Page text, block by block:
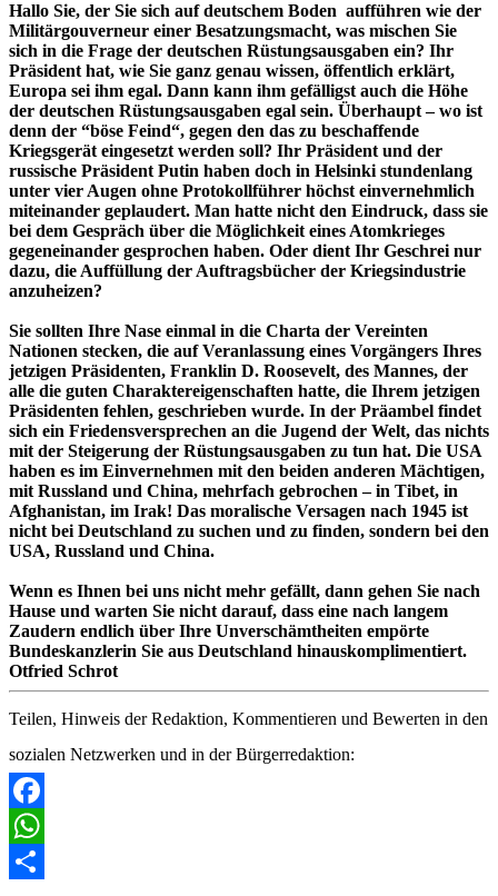
Hallo Sie, der Sie sich auf deutschem Boden aufführen wie der
Militärgouverneur einer Besatzungsmacht, was mischen Sie
sich in die Frage der deutschen Rüstungsausgaben ein? Ihr
Präsident hat, wie Sie ganz genau wissen, öffentlich erklärt,
Europa sei ihm egal. Dann kann ihm gefälligst auch die Höhe
der deutschen Rüstungsausgaben egal sein. Überhaupt – wo ist
denn der “böse Feind“, gegen den das zu beschaffende
Kriegsgerät eingesetzt werden soll? Ihr Präsident und der
russische Präsident Putin haben doch in Helsinki stundenlang
unter vier Augen ohne Protokollführer höchst einvernehmlich
miteinander geplaudert. Man hatte nicht den Eindruck, dass sie
bei dem Gespräch über die Möglichkeit eines Atomkrieges
gegeneinander gesprochen haben. Oder dient Ihr Geschrei nur
dazu, die Auffüllung der Auftragsbücher der Kriegsindustrie
anzuheizen?
Sie sollten Ihre Nase einmal in die Charta der Vereinten
Nationen stecken, die auf Veranlassung eines Vorgängers Ihres
jetzigen Präsidenten, Franklin D. Roosevelt, des Mannes, der
alle die guten Charaktereigenschaften hatte, die Ihrem jetzigen
Präsidenten fehlen, geschrieben wurde. In der Präambel findet
sich ein Friedensversprechen an die Jugend der Welt, das nichts
mit der Steigerung der Rüstungsausgaben zu tun hat. Die USA
haben es im Einvernehmen mit den beiden anderen Mächtigen,
mit Russland und China, mehrfach gebrochen – in Tibet, in
Afghanistan, im Irak! Das moralische Versagen nach 1945 ist
nicht bei Deutschland zu suchen und zu finden, sondern bei den
USA, Russland und China.
Wenn es Ihnen bei uns nicht mehr gefällt, dann gehen Sie nach
Hause und warten Sie nicht darauf, dass eine nach langem
Zaudern endlich über Ihre Unverschämtheiten empörte
Bundeskanzlerin Sie aus Deutschland hinauskomplimentiert.
Otfried Schrot
Teilen, Hinweis der Redaktion, Kommentieren und Bewerten in den
sozialen Netzwerken und in der Bürgerredaktion:
Facebook
WhatsApp